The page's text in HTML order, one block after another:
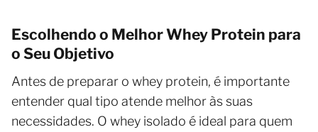
Escolhendo o Melhor Whey Protein para
o Seu Objetivo
Antes de preparar o whey protein, é importante
entender qual tipo atende melhor às suas
necessidades. O whey isolado é ideal para quem